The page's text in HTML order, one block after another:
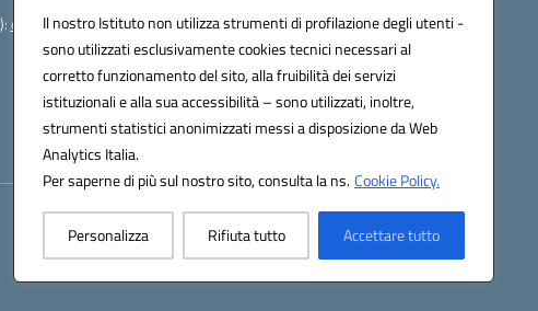
Il nostro Istituto non utilizza strumenti di profilazione degli utenti -
sono utilizzati esclusivamente cookies tecnici necessari al
corretto funzionamento del sito, alla fruibilità dei servizi
istituzionali e alla sua accessibilità – sono utilizzati, inoltre,
strumenti statistici anonimizzati messi a disposizione da Web
Analytics Italia.
Per saperne di più sul nostro sito, consulta la ns.Cookie Policy.
Personalizza Rifiuta tutto Accettare tutto
ctmm151004@pec.istruzione.it